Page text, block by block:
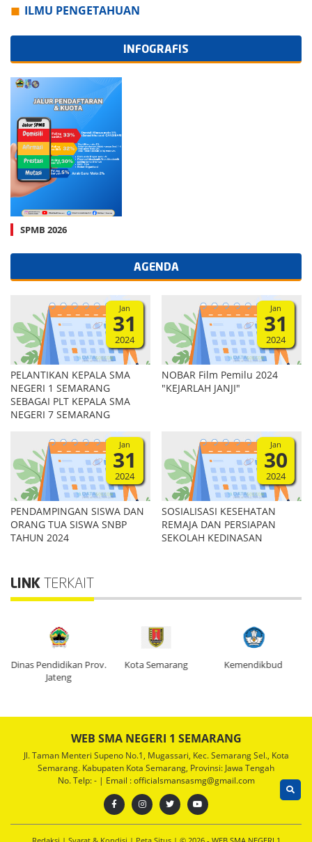
ILMU PENGETAHUAN
INFOGRAFIS
SPMB 2026
AGENDA
Jan
31
2024
PELANTIKAN KEPALA SMA
NEGERI 1 SEMARANG
SEBAGAI PLT KEPALA SMA
NEGERI 7 SEMARANG
Jan
31
2024
NOBAR Film Pemilu 2024
"KEJARLAH JANJI"
Jan
31
2024
PENDAMPINGAN SISWA DAN
ORANG TUA SISWA SNBP
TAHUN 2024
Jan
30
2024
SOSIALISASI KESEHATAN
REMAJA DAN PERSIAPAN
SEKOLAH KEDINASAN
LINK TERKAIT
Dinas Pendidikan Prov.
Jateng
Kota Semarang Kemendikbud
WEB SMA NEGERI 1 SEMARANG
Jl. Taman Menteri Supeno No.1, Mugassari, Kec. Semarang Sel., Kota
Semarang. Kabupaten Kota Semarang, Provinsi: Jawa Tengah
No. Telp: - | Email : officialsmansasmg@gmail.com